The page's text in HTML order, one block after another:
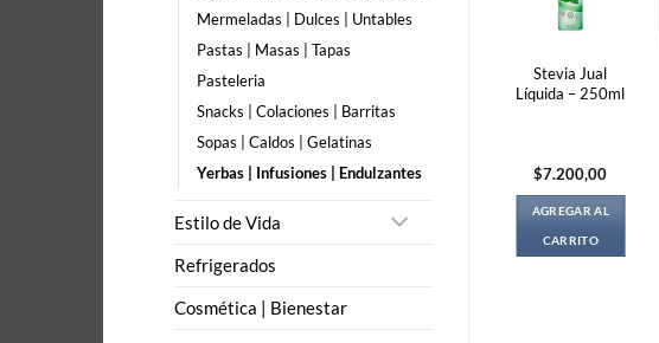
Mermeladas | Dulces | Untables
Pastas | Masas | Tapas
Pasteleria
Snacks | Colaciones | Barritas
Sopas | Caldos | Gelatinas
Yerbas | Infusiones | Endulzantes
Estilo de Vida
Refrigerados
Cosmética | Bienestar
Stevia Jual
Líquida – 250ml
$7.200,00
AGREGAR AL
CARRITO